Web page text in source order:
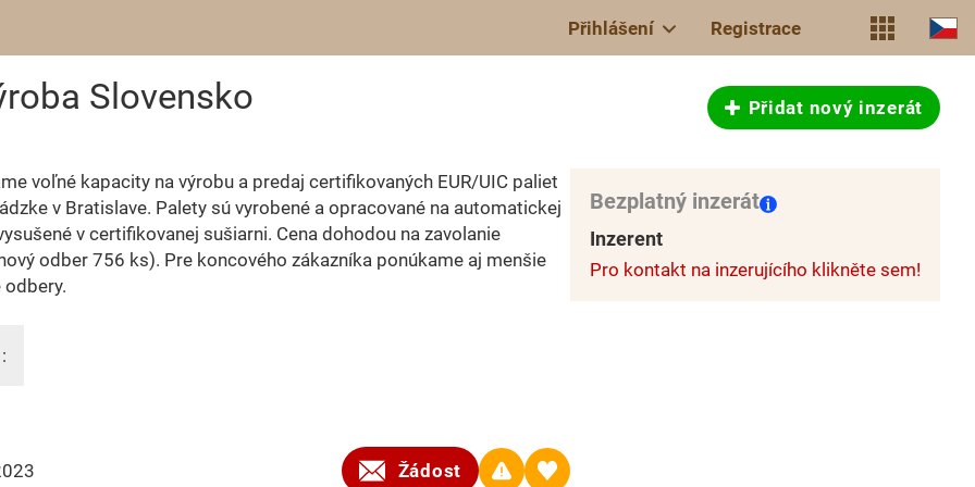
Přihlášení Registrace
Slovensko Přidat nový inzerát
voľné kapacity na výrobu a predaj certifikovaných EUR/UIC paliet
v Bratislave. Palety sú vyrobené a opracované na automatickej
v certifikovanej sušiarni. Cena dohodou na zavolanie
odber 756 ks). Pre koncového zákazníka ponúkame aj menšie
Žádost
Bezplatný inzerát
Inzerent
Pro kontakt na inzerujícího klikněte sem!